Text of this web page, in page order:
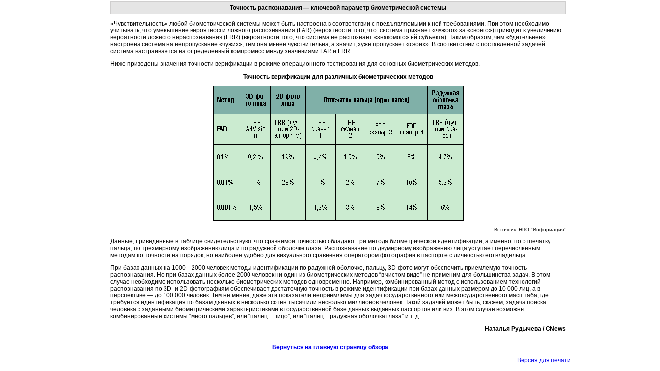
Точность распознавания — ключевой параметр биометрической системы
«Чувствительность» любой биометрической системы может быть настроена в соответствии с предъявляемыми к ней требованиями. При этом необходимо
учитывать, что уменьшение вероятности ложного распознавания (FAR) (вероятности того, что система признает «чужого» за «своего») приводит к увеличению
вероятности ложного нераспознавания (FRR) (вероятности того, что система не распознает «знакомого» ей субъекта). Таким образом, чем «бдительнее»
настроена система на непропускание «чужих», тем она менее чувствительна, а значит, хуже пропускает «своих». В соответствии с поставленной задачей
система настраивается на определенный компромисс между значениями FAR и FRR.
Ниже приведены значения точности верификации в режиме операционного тестирования для основных биометрических методов.
Точность верификации для различных биометрических методов
Источник: НПО "Информация"
Данные, приведенные в таблице свидетельствуют что сравнимой точностью обладают три метода биометрической идентификации, а именно: по отпечатку
пальца, по трехмерному изображению лица и по радужной оболочке глаза. Распознавание по двумерному изображению лица уступает перечисленным
методам по точности на порядок, но наиболее удобно для визуального сравнения оператором фотографии в паспорте с личностью его владельца.
При базах данных на 1000—2000 человек методы идентификации по радужной оболочке, пальцу, 3D-фото могут обеспечить приемлемую точность
распознавания. Но при базах данных более 2000 человек ни один из биометрических методов “в чистом виде” не применим для большинства задач. В этом
случае необходимо использовать несколько биометрических методов одновременно. Например, комбинированный метод с использованием технологий
распознавания по 3D- и 2D-фотографиям обеспечивает достаточную точность в режиме идентификации при базах данных размером до 10 000 лиц, а в
перспективе — до 100 000 человек. Тем не менее, даже эти показатели неприемлемы для задач государственного или межгосударственного масштаба, где
требуется идентификация по базам данных в несколько сотен тысяч или несколько миллионов человек. Такой задачей может быть, скажем, задача поиска
человека с заданными биометрическими характеристиками в государственной базе данных выданных паспортов или виз. В этом случае возможны
комбинированные системы “много пальцев”, или “палец + лицо”, или “палец + радужная оболочка глаза” и т. д.
Наталья Рудычева / CNews
Вернуться на главную страницу обзора
Версия для печати